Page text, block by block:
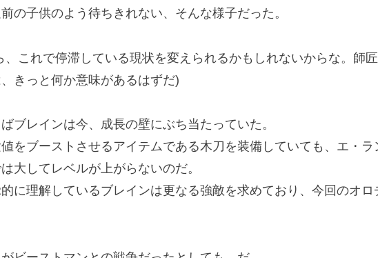
の子供のよう待ちきれない、そんな様子だった。
、これで停滞している現状を変えられるかもしれないからな。師
きっと何か意味があるはずだ)
ブレインは今、成長の壁にぶち当たっていた。
をブーストさせるアイテムである木刀を装備していても、エ・
大してレベルが上がらないのだ。
に理解しているブレインは更なる強敵を求めており、今回のオ